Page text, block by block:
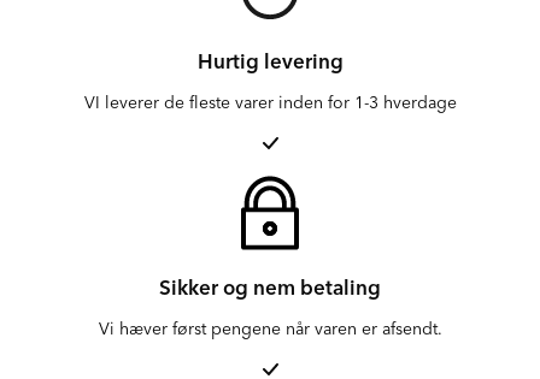
Hurtig levering
VI leverer de fleste varer inden for 1-3 hverdage
Sikker og nem betaling
Vi hæver først pengene når varen er afsendt.